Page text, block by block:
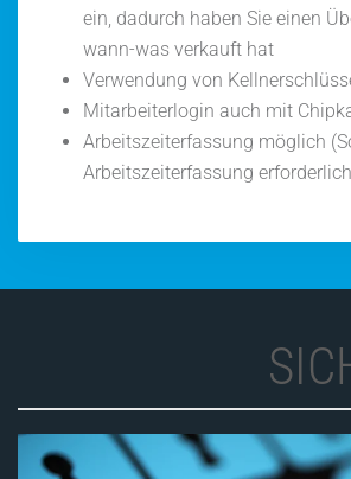
ein, dadurch haben Sie einen
wann-was verkauft hat
Verwendung von
Mitarbeiterlogin auch mit
Arbeitszeiterfassung möglich
Arbeitszeiterfassung